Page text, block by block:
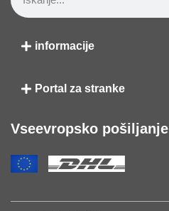
informacije
Portal za stranke
Vseevropsko pošiljanje